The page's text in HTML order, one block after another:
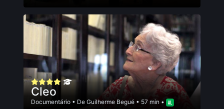
Cleo
Documentário • De Guilherme Begué • 57 min •